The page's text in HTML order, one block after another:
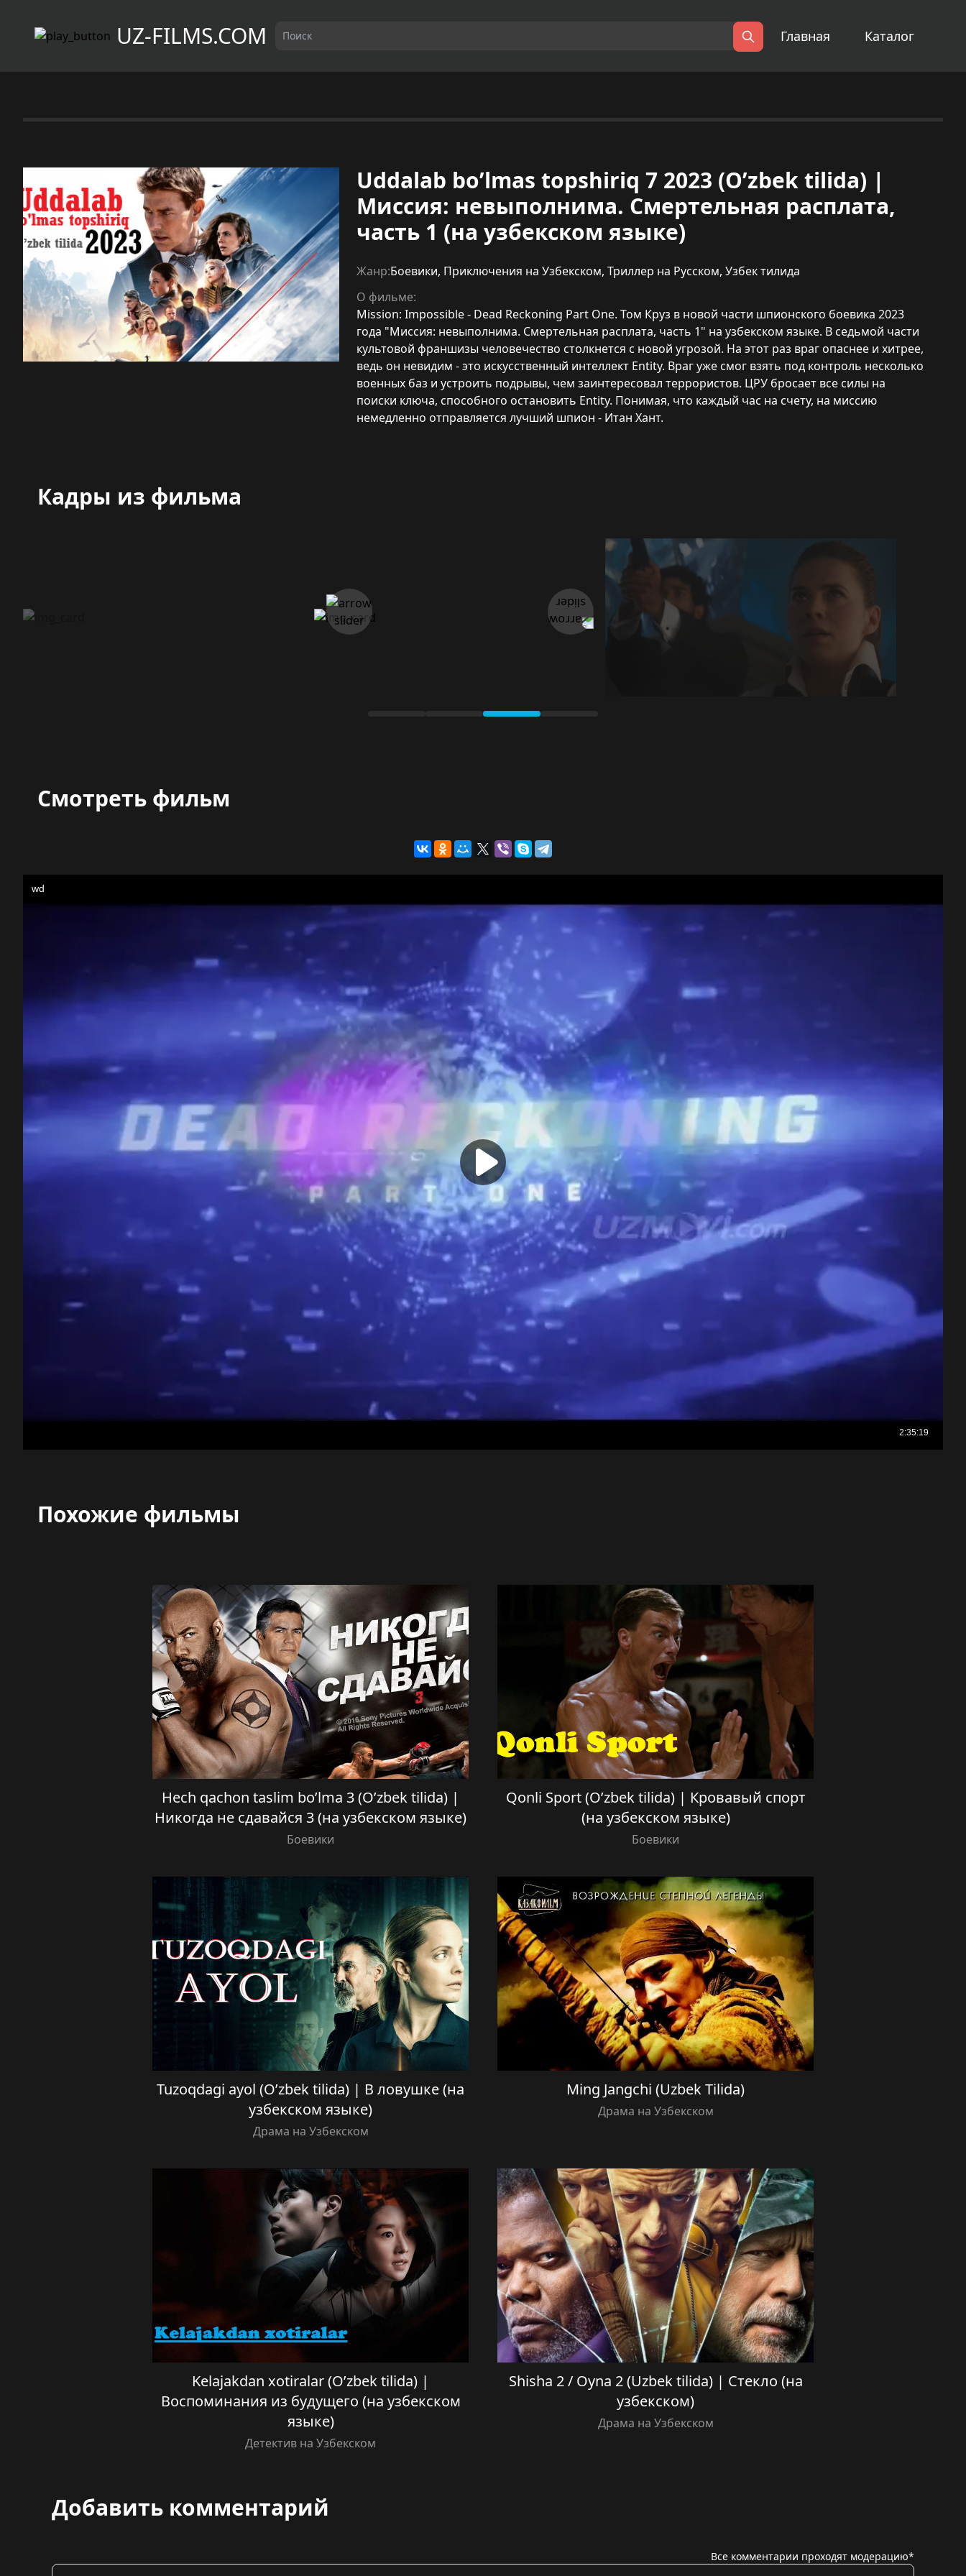
UZ-FILMS.COM Поиск
Главная Каталог
Uddalab bo’lmas topshiriq 7 2023 (O’zbek tilida) |
Миссия: невыполнима. Смертельная расплата,
часть 1 (на узбекском языке)
Жанр:Боевики, Приключения на Узбекском, Триллер на Русском, Узбек тилида
О фильме:
Mission: Impossible - Dead Reckoning Part One. Том Круз в новой части шпионского боевика 2023
года "Миссия: невыполнима. Смертельная расплата, часть 1" на узбекском языке. В седьмой части
культовой франшизы человечество столкнется с новой угрозой. На этот раз враг опаснее и хитрее,
ведь он невидим - это искусственный интеллект Entity. Враг уже смог взять под контроль несколько
военных баз и устроить подрывы, чем заинтересовал террористов. ЦРУ бросает все силы на
поиски ключа, способного остановить Entity. Понимая, что каждый час на счету, на миссию
немедленно отправляется лучший шпион - Итан Хант.
Кадры из фильма
Смотреть фильм
Похожие фильмы
Hech qachon taslim bo’lma 3 (O’zbek tilida) |
Никогда не сдавайся 3 (на узбекском языке)
Боевики
Qonli Sport (O’zbek tilida) | Кровавый спорт
(на узбекском языке)
Боевики
Tuzoqdagi ayol (O’zbek tilida) | В ловушке (на
узбекском языке)
Драма на Узбекском
Ming Jangchi (Uzbek Tilida)
Драма на Узбекском
Kelajakdan xotiralar (O’zbek tilida) |
Воспоминания из будущего (на узбекском
языке)
Детектив на Узбекском
Shisha 2 / Oyna 2 (Uzbek tilida) | Стекло (на
узбекском)
Драма на Узбекском
Добавить комментарий
Все комментарии проходят модерацию*